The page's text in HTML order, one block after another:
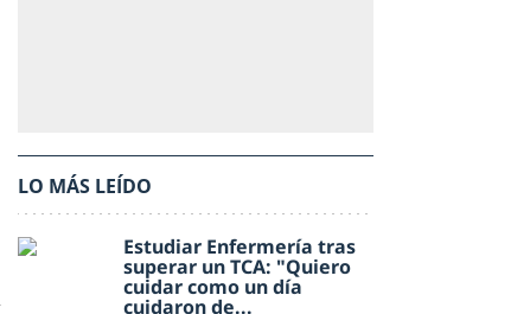
LO MÁS LEÍDO
Estudiar Enfermería tras
superar un TCA: "Quiero
cuidar como un día
cuidaron de...